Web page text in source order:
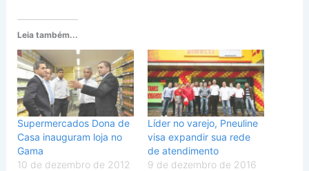
Leia também...
Supermercados Dona de
Casa inauguram loja no
Gama
10 de dezembro de 2012
Líder no varejo, Pneuline
visa expandir sua rede
de atendimento
9 de dezembro de 2016